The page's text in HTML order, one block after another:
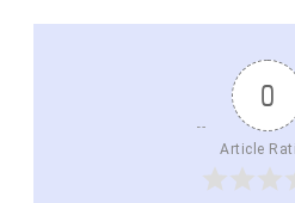
0
Article